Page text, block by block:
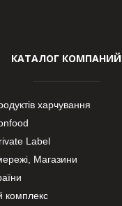
КАТАЛОГ КОМПАНИЙ
харчування
Label
Магазини
комплекс